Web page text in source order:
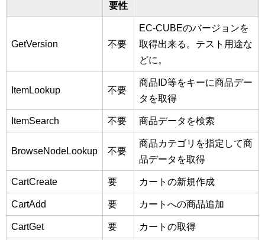
要性
GetVersion 不要
EC-CUBEのバージョンを
取得出来る。テスト用途な
どに。
ItemLookup 不要
商品ID等をキーに商品デー
タを取得
ItemSearch 不要 商品データを検索
BrowseNodeLookup 不要
商品カテゴリを指定して商
品データを取得
CartCreate 要 カートの新規作成
CartAdd 要 カートへの商品追加
CartGet 要 カートの取得